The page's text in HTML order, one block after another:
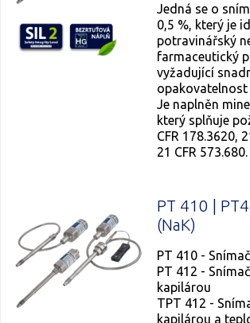
Jedná se o
0,5 %, který je
potravinářský
farmaceutický
vyžadující
Je naplněn
který splňuje
CFR 178.3620,
21 CFR 573.680.
PT 410 |
(NaK)
PT 410 -
PT 412 -
kapilárou
TPT 412 -
kapilárou a